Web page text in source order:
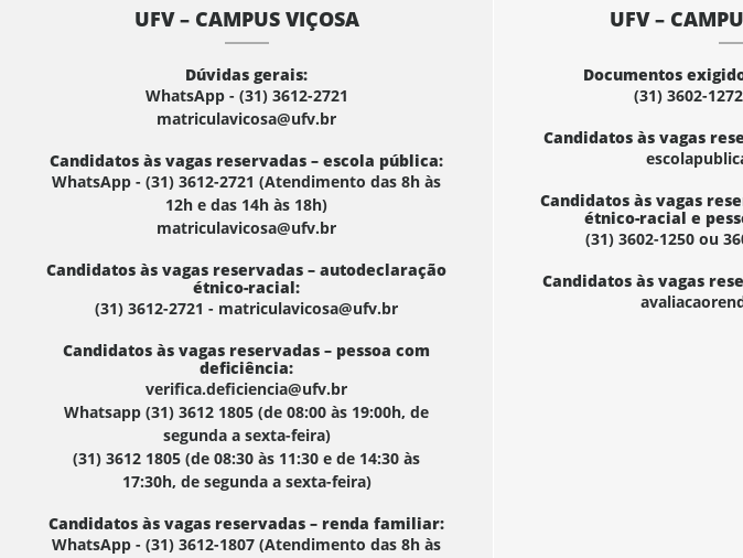
UFV – CAMPUS VIÇOSA
Dúvidas gerais:
WhatsApp - (31) 3612-2721
matriculavicosa@ufv.br
Candidatos às vagas reservadas – escola pública:
WhatsApp - (31) 3612-2721 (Atendimento das 8h às
12h e das 14h às 18h)
matriculavicosa@ufv.br
Candidatos às vagas reservadas – autodeclaração
étnico-racial:
(31) 3612-2721 - matriculavicosa@ufv.br
Candidatos às vagas reservadas – pessoa com
deficiência:
verifica.deficiencia@ufv.br
Whatsapp (31) 3612 1805 (de 08:00 às 19:00h, de
segunda a sexta-feira)
(31) 3612 1805 (de 08:30 às 11:30 e de 14:30 às
17:30h, de segunda a sexta-feira)
Candidatos às vagas reservadas – renda familiar:
WhatsApp - (31) 3612-1807 (Atendimento das 8h às
UFV –
Documentos
(31) 3602-
Candidatos às vagas
Candidatos às vagas
étnico-racial e
(31) 3602-1250 ou
Candidatos às vagas